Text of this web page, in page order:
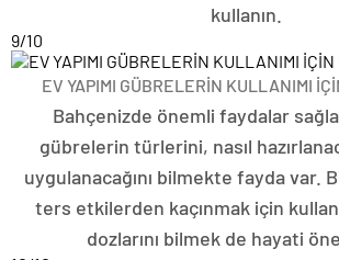
kullanın.
9/10
EV YAPIMI GÜBRELERİN KULLANIMI
Bahçenizde önemli faydalar
gübrelerin türlerini, nasıl
uygulanacağını bilmekte fayda var.
ters etkilerden kaçınmak için
dozlarını bilmek de hayati